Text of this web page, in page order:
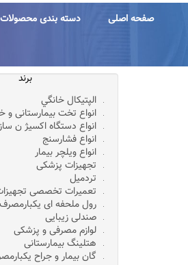
رفتن
صفحه اصلی دسته بندی
برند
الپتيکال خانگي
انواع تخت بیمارستانی و
انواع دستگاه اکسیژ ن
انواع فشارسنج
انواع ویلچر بیمار
تجهیزات پزشکی
تردمیل
تعمیرات تخصصی
رول ملحفه ای یکبارمصرف
صندلی زیبایی
لوازم مصرفی و پزشکی
هتلینگ بیمارستانی
گان بیمار و جراح